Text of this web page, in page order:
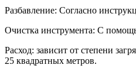
Разбавление: Согласно
Очистка инструмента: С
Расход: зависит от степени
25 квадратных метров.